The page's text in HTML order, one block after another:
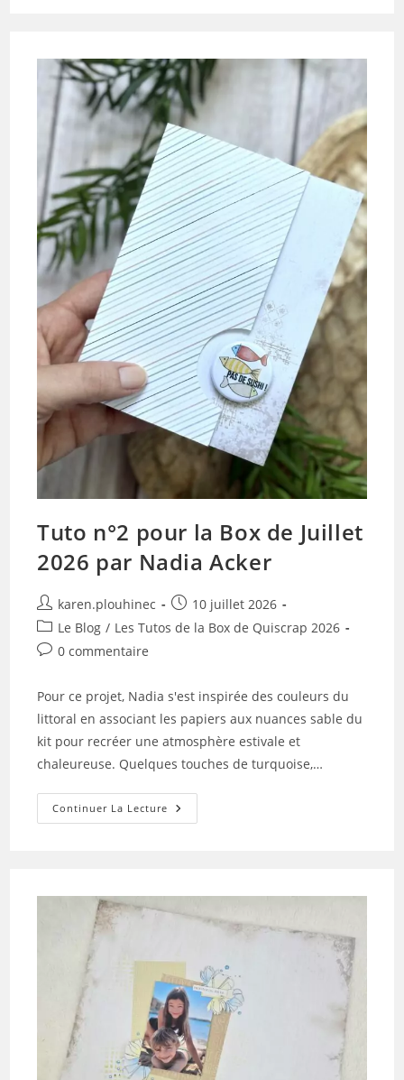
2026
Par
Sophie
La
Tuto n°2 pour la Box de Juillet
2026 par Nadia Acker
Auteur/autrice
de
la
publication :
karen.plouhinec
Publication
publiée :
10 juillet 2026
Post
category:
Le Blog / Les Tutos de la Box de Quiscrap 2026
Commentaires
publication :
0 commentaire
Pour ce projet, Nadia s'est inspirée des couleurs du
littoral en associant les papiers aux nuances sable du
kit pour recréer une atmosphère estivale et
chaleureuse. Quelques touches de turquoise,…
Continuer La Lecture Tuto
N°2
2026
Nadia